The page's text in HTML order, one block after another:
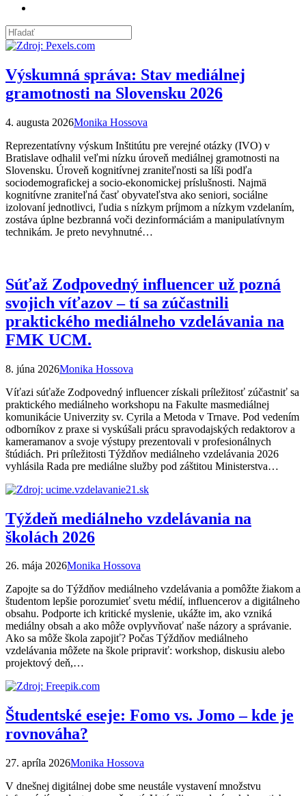
Výskumná správa: Stav mediálnej
gramotnosti na Slovensku 2026
4. augusta 2026Monika Hossova
Reprezentatívny výskum Inštitútu pre verejné otázky (IVO) v
Bratislave odhalil veľmi nízku úroveň mediálnej gramotnosti na
Slovensku. Úroveň kognitívnej zraniteľnosti sa líši podľa
sociodemografickej a socio-ekonomickej príslušnosti. Najmä
kognitívne zraniteľná časť obyvateľstva ako seniori, sociálne
izolovaní jednotlivci, ľudia s nízkym príjmom a nízkym vzdelaním,
zostáva úplne bezbranná voči dezinformáciám a manipulatívnym
technikám. Je preto nevyhnutné…
Súťaž Zodpovedný influencer už pozná
svojich víťazov – tí sa zúčastnili
praktického mediálneho vzdelávania na
FMK UCM.
8. júna 2026Monika Hossova
Víťazi súťaže Zodpovedný influencer získali príležitosť zúčastniť sa
praktického mediálneho workshopu na Fakulte masmediálnej
komunikácie Univerzity sv. Cyrila a Metoda v Trnave. Pod vedením
odborníkov z praxe si vyskúšali prácu spravodajských redaktorov a
kameramanov a svoje výstupy prezentovali v profesionálnych
štúdiách. Pri príležitosti Týždňov mediálneho vzdelávania 2026
vyhlásila Rada pre mediálne služby pod záštitou Ministerstva…
Týždeň mediálneho vzdelávania na
školách 2026
26. mája 2026Monika Hossova
Zapojte sa do Týždňov mediálneho vzdelávania a pomôžte žiakom a
študentom lepšie porozumieť svetu médií, influencerov a digitálneho
obsahu. Podporte ich kritické myslenie, ukážte im, ako vzniká
mediálny obsah a ako môže ovplyvňovať naše názory a správanie.
Ako sa môže škola zapojiť? Počas Týždňov mediálneho
vzdelávania môžete na škole pripraviť: workshop, diskusiu alebo
projektový deň,…
Študentské eseje: Fomo vs. Jomo – kde je
rovnováha?
27. apríla 2026Monika Hossova
V dnešnej digitálnej dobe sme neustále vystavení množstvu